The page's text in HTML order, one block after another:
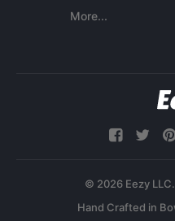
More...
© 2026 Eezy